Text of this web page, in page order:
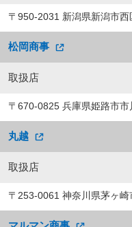
〒950-2031 新潟県新潟市
松岡商事
取扱店
〒670-0825 兵庫県姫路市市
丸越
取扱店
〒253-0061 神奈川県茅ヶ